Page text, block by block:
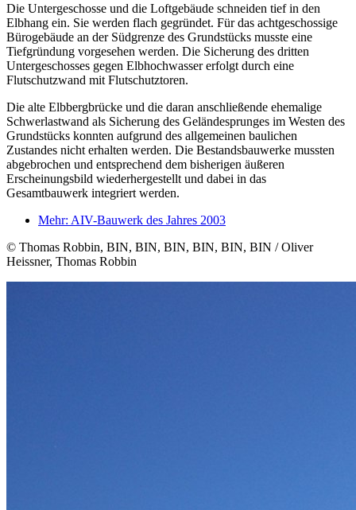
Die Untergeschosse und die Loftgebäude schneiden tief in den
Elbhang ein. Sie werden flach gegründet. Für das achtgeschossige
Bürogebäude an der Südgrenze des Grundstücks musste eine
Tiefgründung vorgesehen werden. Die Sicherung des dritten
Untergeschosses gegen Elbhochwasser erfolgt durch eine
Flutschutzwand mit Flutschutztoren.
Die alte Elbbergbrücke und die daran anschließende ehemalige
Schwerlastwand als Sicherung des Geländesprunges im Westen des
Grundstücks konnten aufgrund des allgemeinen baulichen
Zustandes nicht erhalten werden. Die Bestandsbauwerke mussten
abgebrochen und entsprechend dem bisherigen äußeren
Erscheinungsbild wiederhergestellt und dabei in das
Gesamtbauwerk integriert werden.
Mehr: AIV-Bauwerk des Jahres 2003
© Thomas Robbin, BIN, BIN, BIN, BIN, BIN, BIN / Oliver
Heissner, Thomas Robbin